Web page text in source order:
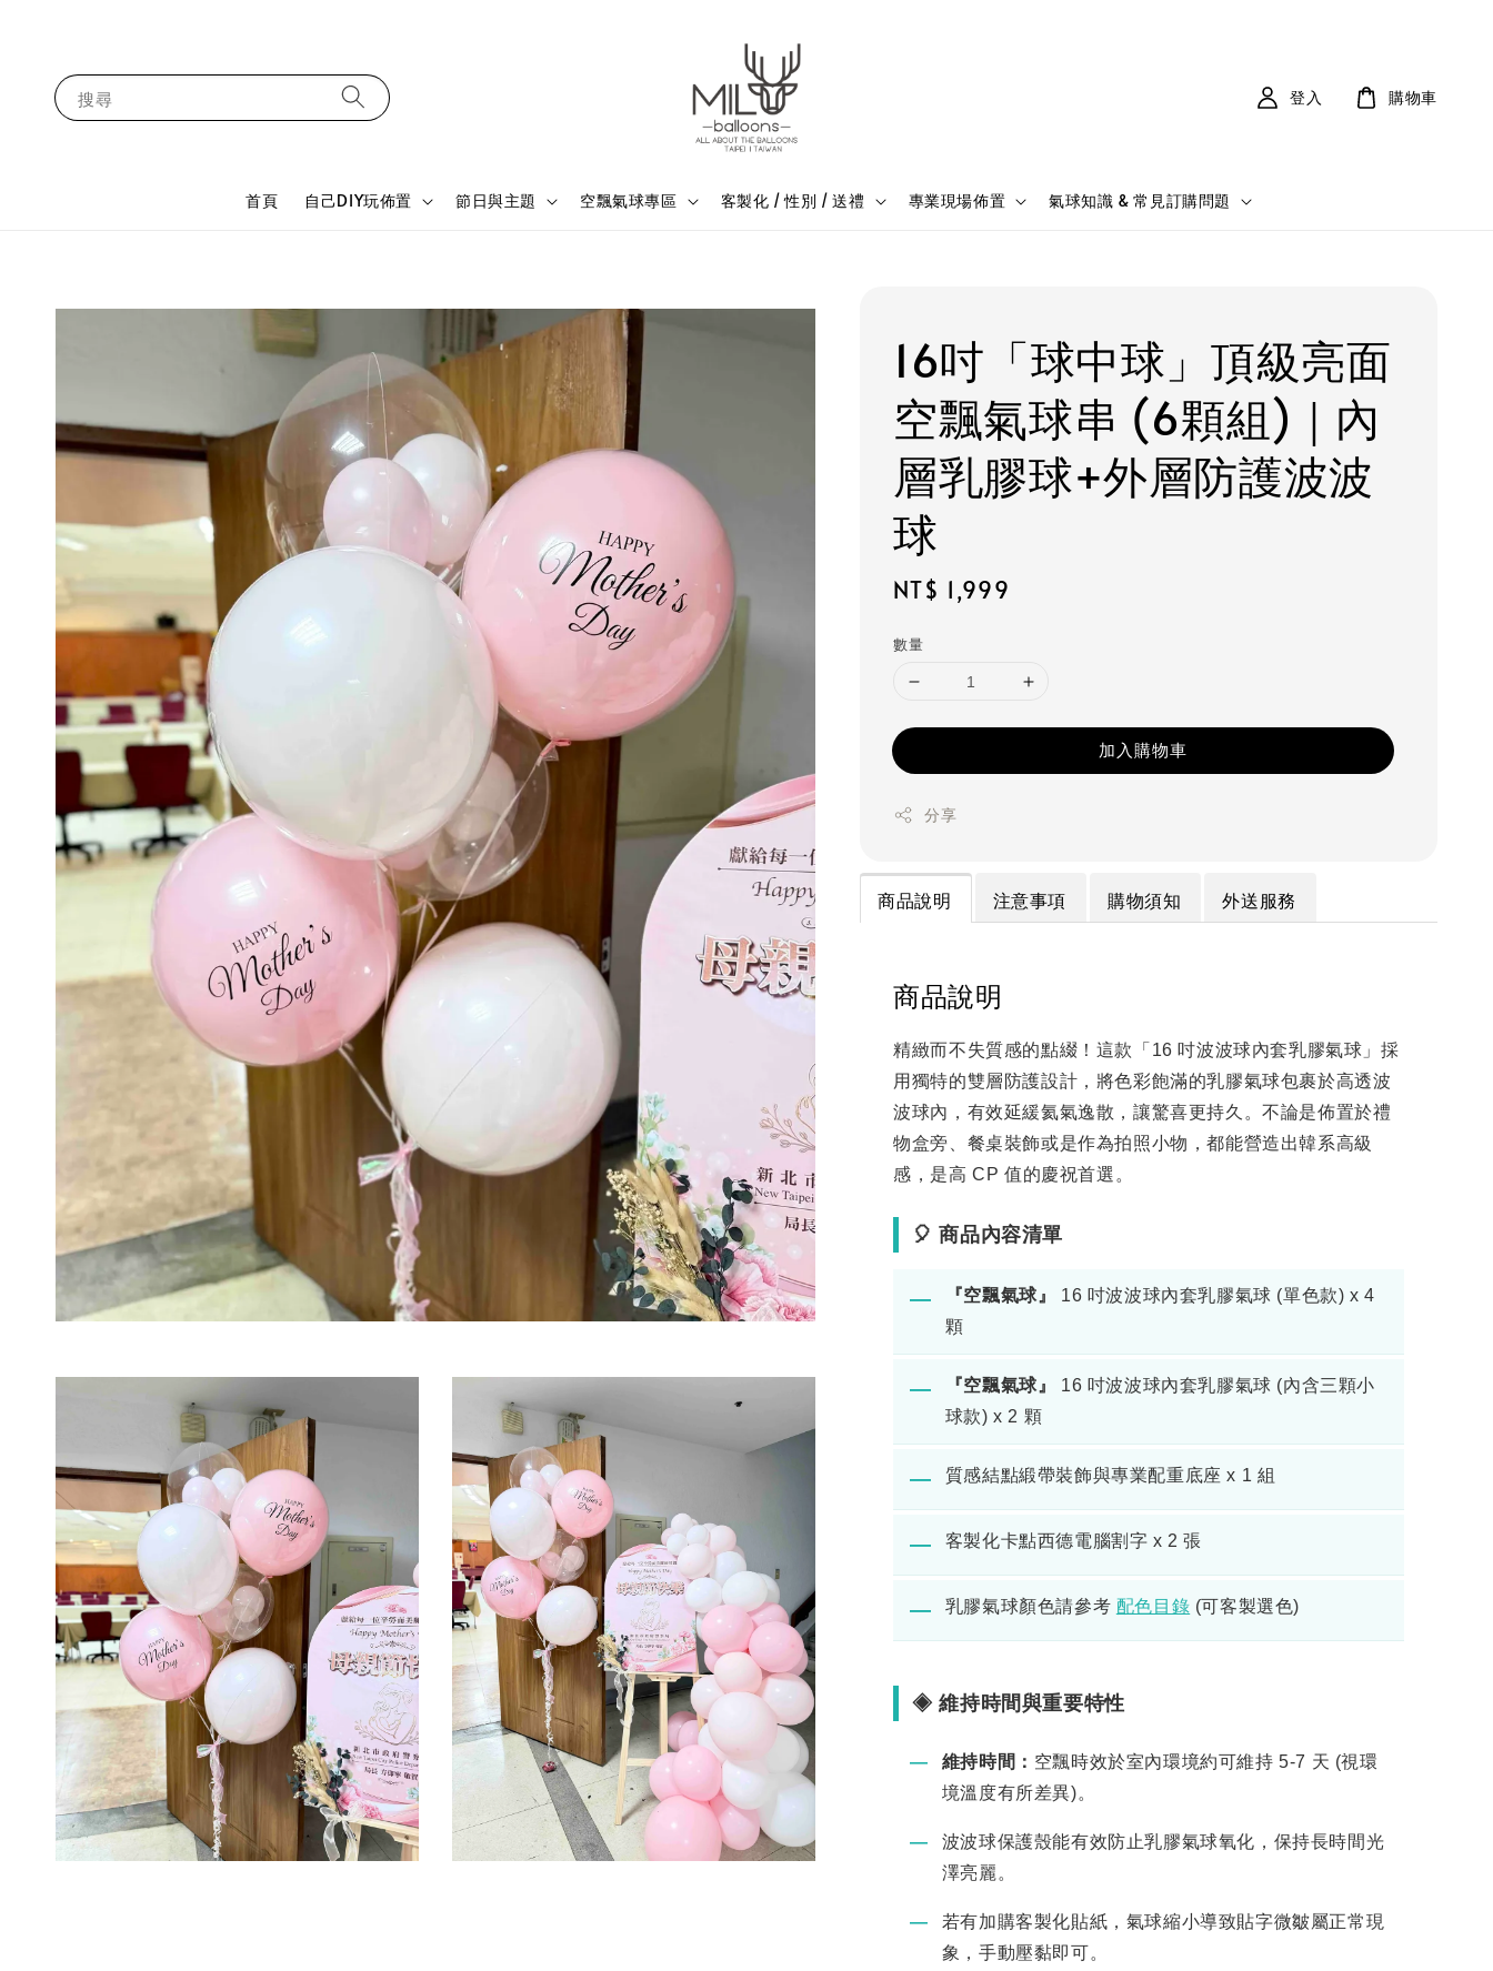
搜尋
首頁 自己DIY玩佈置 節日與主題 空飄氣球專區 客製化 / 性別 / 送禮 專業現場佈置 氣球知識 & 常見訂購問題
登入 購物車
16吋「球中球」頂級亮面
空飄氣球串 (6顆組)｜內
層乳膠球+外層防護波波
球
Regular
NT$ 1,999
數量
加入購物車
分享
商品說明 注意事項 購物須知 外送服務
商品說明
精緻而不失質感的點綴！這款「16 吋波波球內套乳膠氣球」採
用獨特的雙層防護設計，將色彩飽滿的乳膠氣球包裹於高透波
波球內，有效延緩氦氣逸散，讓驚喜更持久。不論是佈置於禮
物盒旁、餐桌裝飾或是作為拍照小物，都能營造出韓系高級
感，是高 CP 值的慶祝首選。
🎈 商品內容清單
― 『空飄氣球』
16 吋波波球內套乳膠氣球 (單色款) x 4
顆
― 『空飄氣球』
16 吋波波球內套乳膠氣球 (內含三顆小
球款) x 2 顆
― 質感結點緞帶裝飾與專業配重底座 x 1 組
― 客製化卡點西德電腦割字 x 2 張
― 乳膠氣球顏色請參考 配色目錄 (可客製選色)
◈ 維持時間與重要特性
― 維持時間： 空飄時效於室內環境約可維持 5-7 天 (視環
境溫度有所差異)。
―
波波球保護殼能有效防止乳膠氣球氧化，保持長時間光
澤亮麗。
―
若有加購客製化貼紙，氣球縮小導致貼字微皺屬正常現
象，手動壓黏即可。